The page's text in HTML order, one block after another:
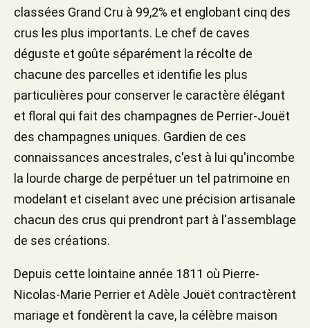
classées Grand Cru à 99,2% et englobant cinq des
crus les plus importants. Le chef de caves
déguste et goûte séparément la récolte de
chacune des parcelles et identifie les plus
particulières pour conserver le caractère élégant
et floral qui fait des champagnes de Perrier-Jouët
des champagnes uniques. Gardien de ces
connaissances ancestrales, c'est à lui qu'incombe
la lourde charge de perpétuer un tel patrimoine en
modelant et ciselant avec une précision artisanale
chacun des crus qui prendront part à l'assemblage
de ses créations.
Depuis cette lointaine année 1811 où Pierre-
Nicolas-Marie Perrier et Adèle Jouët contractèrent
mariage et fondèrent la cave, la célèbre maison